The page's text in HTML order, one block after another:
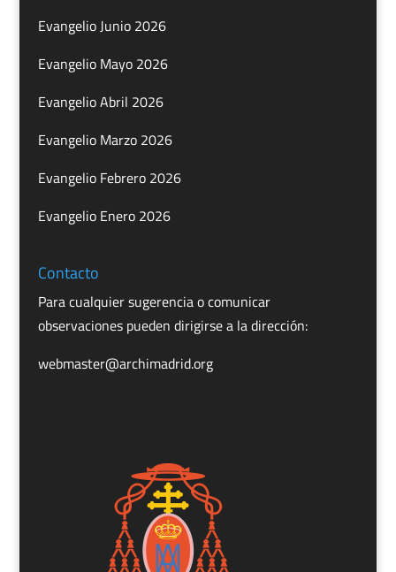
Evangelio Junio 2026
Evangelio Mayo 2026
Evangelio Abril 2026
Evangelio Marzo 2026
Evangelio Febrero 2026
Evangelio Enero 2026
Contacto
Para cualquier sugerencia o comunicar
observaciones pueden dirigirse a la dirección:
webmaster@archimadrid.org